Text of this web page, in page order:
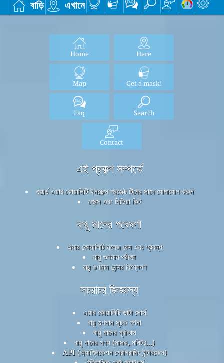
বাড়ি এখানে
Home Here
Map Get a mask!
Faq Search
Contact
এই প্রকল্প সম্পর্কে
ওয়ার্ল্ড এয়ার কোয়ালিটি ইনডেক্স প্রজেক্ট টিমের সাথে যোগাযোগ করুন
প্রেস এবং মিডিয়া কিট
বায়ু মানের গবেষণা
এয়ার কোয়ালিটি নলেজ বেস এবং প্রবন্ধ
বায়ু গুণমান পরীক্ষা
বায়ু গুণমান সেন্সর বিশ্লেষণ
সচরাচর জিজ্ঞাস্য
এয়ার কোয়ালিটি ডাটা সোর্স
বায়ু গুণমান সূচক গণনা
বায়ু মানের পূর্বাভাস
বায়ু মানের পণ্য (মাস্ক, মনিটর...)
API (অ্যাপ্লিকেশন প্রোগ্রামিং ইন্টারফেস)